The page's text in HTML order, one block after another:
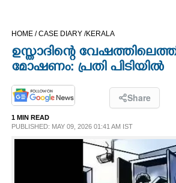
HOME /CASE DIARY /KERALA
ഉസ്താദിന്റെ
മോഷണം: പ്രതി പിടിയിൽ
Share
1 MIN READ
PUBLISHED: MAY 09, 2026 01:41 AM IST